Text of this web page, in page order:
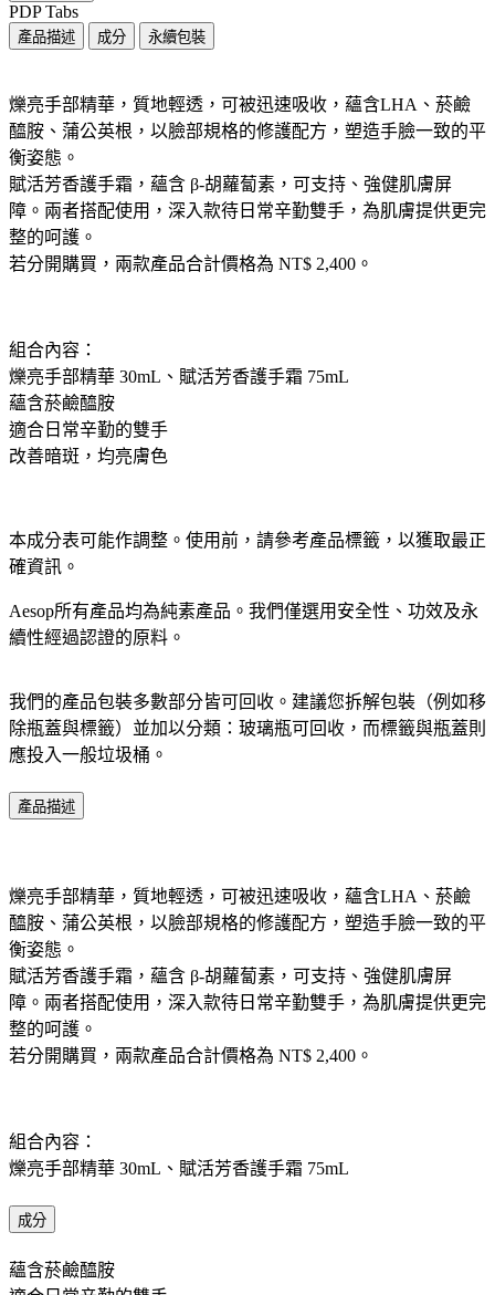
PDP Tabs
產品描述 成分 永續包裝
爍亮手部精華，質地輕透，可被迅速吸收，蘊含LHA、菸鹼
醯胺、蒲公英根，以臉部規格的修護配方，塑造手臉一致的平
衡姿態。
賦活芳香護手霜，蘊含 β-胡蘿蔔素，可支持、強健肌膚屏
障。兩者搭配使用，深入款待日常辛勤雙手，為肌膚提供更完
整的呵護。
若分開購買，兩款產品合計價格為 NT$ 2,400。
組合內容： ​
爍亮手部精華 30mL、賦活芳香護手霜 75mL
蘊含菸鹼醯胺
適合日常辛勤的雙手
改善暗斑，均亮膚色
本成分表可能作調整。使用前，請參考產品標籤，以獲取最正
確資訊。​
Aesop所有產品均為純素產品。我們僅選用安全性、功效及永
續性經過認證的原料。​
我們的產品包裝多數部分皆可回收。建議您拆解包裝（例如移
除瓶蓋與標籤）並加以分類：玻璃瓶可回收，而標籤與瓶蓋則
應投入一般垃圾桶。
產品描述
爍亮手部精華，質地輕透，可被迅速吸收，蘊含LHA、菸鹼
醯胺、蒲公英根，以臉部規格的修護配方，塑造手臉一致的平
衡姿態。
賦活芳香護手霜，蘊含 β-胡蘿蔔素，可支持、強健肌膚屏
障。兩者搭配使用，深入款待日常辛勤雙手，為肌膚提供更完
整的呵護。
若分開購買，兩款產品合計價格為 NT$ 2,400。
組合內容： ​
爍亮手部精華 30mL、賦活芳香護手霜 75mL
成分
蘊含菸鹼醯胺